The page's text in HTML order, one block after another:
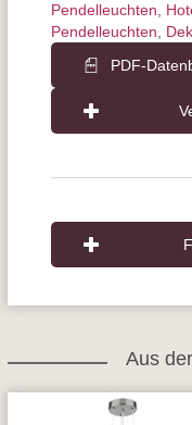
Pendelleuchten
Pendelleuchten
PDF-
Aus